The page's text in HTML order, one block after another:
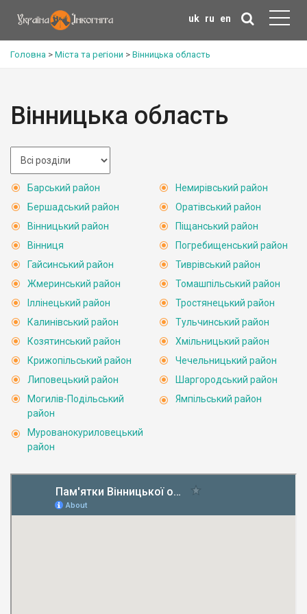
uk ru en
Головна > Міста та регіони > Вінницька область
Вінницька область
Барський район
Бершадський район
Вінницький район
Вінниця
Гайсинський район
Жмеринський район
Іллінецький район
Калинівський район
Козятинський район
Крижопільський район
Липовецький район
Могилів-Подільський
район
Мурованокуриловецький
район
Немирівський район
Оратівський район
Піщанський район
Погребищенський район
Тиврівський район
Томашпільський район
Тростянецький район
Тульчинський район
Хмільницький район
Чечельницький район
Шаргородський район
Ямпільський район